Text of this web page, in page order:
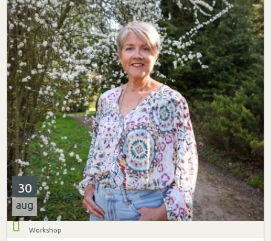
30
aug
Workshop